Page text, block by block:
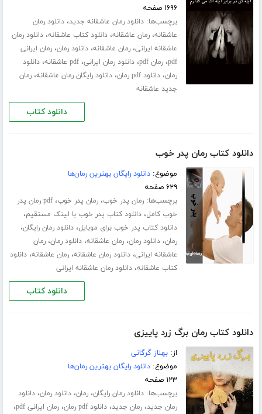
۱۶۹۶ صفحه
برچسب‌ها:دانلود رمان عاشقانه جدید،دانلود رمان
عاشقانه،رمان عاشقانه،دانلود کتاب عاشقانه،دانلود رمان
عاشقانه ایرانی،رمان عاشقانه،دانلود رمان،رمان ایرانی
pdf،رمان pdf ،دانلود رمان ایرانی،pdf عاشقانه ،دانلود
رمان،دانلود pdf رمان ،دانلود رایگان رمان عاشقانه،رمان
جدید عاشقانه
دانلود کتاب
دانلود کتاب رمان پدر خوب
موضوع:دانلود رایگان بهترین رمان‌ها
۶۲۹ صفحه
برچسب‌ها:رمان پدر خوب،رمان پدر خوب،
pdf رمان پدر
خوب کامل،دانلود کتاب پدر خوب با لینک مستقیم،
دانلود کتاب پدر خوب برای موبایل،دانلود رمان رایگان،
رمان،دانلود رمان،رمان عاشقانه،دانلود رمان،رمان
عاشقانه ایرانی،دانلود رمان عاشقانه،رمان عاشقانه،دانلود
کتاب عاشقانه،دانلود رمان عاشقانه ایرانی
دانلود کتاب
دانلود کتاب رمان برگ زرد پاییزی
از:بهناز گرگانی
موضوع:دانلود رایگان بهترین رمان‌ها
۱۲۳ صفحه
برچسب‌ها:دانلود رمان رایگان،رمان،دانلود رمان،دانلود
رمان جدید،رمان جدید،دانلود pdf رمان ،رمان ایرانی pdf ،